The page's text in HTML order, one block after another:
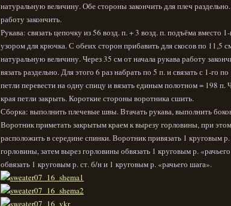
натуральную величину. Обе стороны закончить для плеч
работу закончить.
Рукава: связать цепочку из 56 возд. п. + 3 возд. п. подъёма вместо 1-
узором для крючка. С обеих сторон прибавить для скосов по 11,5
натуральную величину. Через 35 см от начала рукава работу
вязать раздельно. Для этого 6 раз набрать по 5 п. и связать с 1-го
петли перевести на одну спицу и вязать единым полотном = 198 п.
края петли закрыть. Короткие стороны воротника сшить.
Сборка: выполнить плечевые швы. Втачать рукава, выполнить
Воротник приметать закрытым краем к вырезу горловины, при
расположить в середине спинки. Воротник привязать 1 круговым
горловины, затем вырез горловины обвязать 1 круговым р.
обвязать 1 круговым р. ст. б/н и 1 круговым р. «рачьего шага».